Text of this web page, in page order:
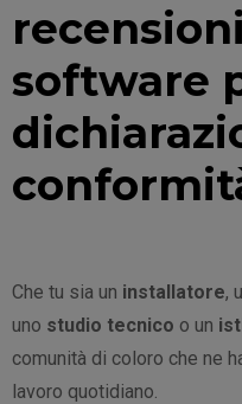
software
Che tu sia un installatore,
uno studio tecnico o un
comunità di coloro che ne
lavoro quotidiano.